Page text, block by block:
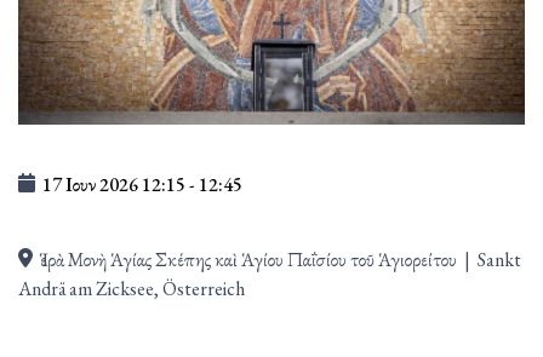
17 Ιουν 202612:15- 12:45
Ἱερὰ Μονὴ Ἁγίας Σκέπης καὶ Ἁγίου Παΐσίου τοῦ Ἁγιορείτου | Sankt
Andrä am Zicksee, Österreich